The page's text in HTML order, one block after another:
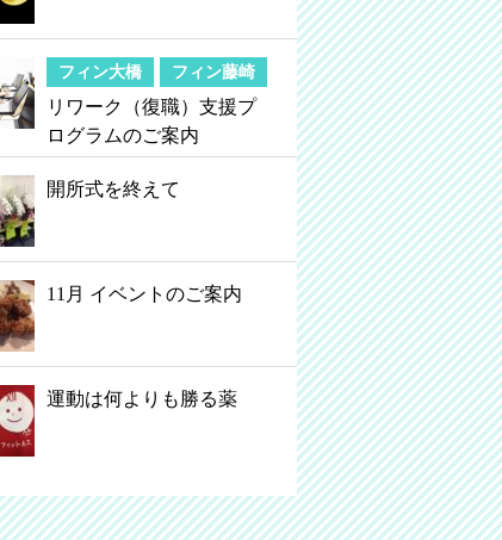
フィン大橋 フィン藤崎
リワーク（復職）支援プ
ログラムのご案内
開所式を終えて
11月 イベントのご案内
運動は何よりも勝る薬